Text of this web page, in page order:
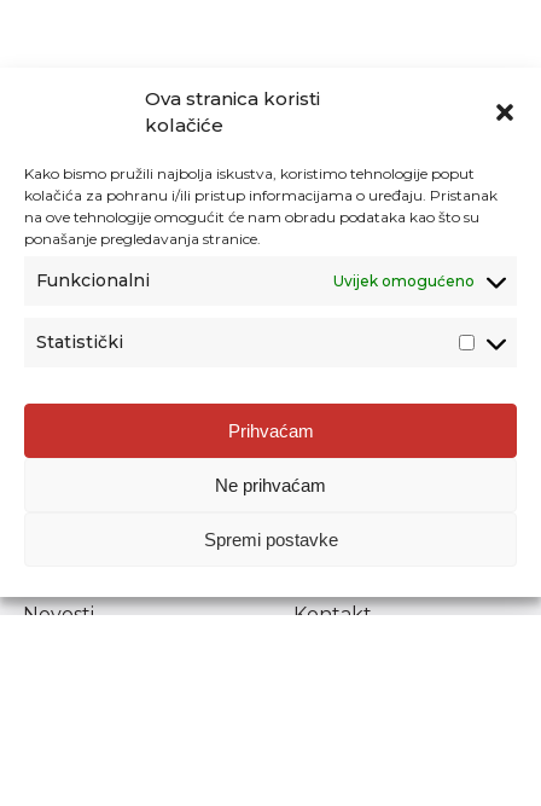
Ova stranica koristi
kolačiće
Kako bismo pružili najbolja iskustva, koristimo tehnologije poput
kolačića za pohranu i/ili pristup informacijama o uređaju. Pristanak
na ove tehnologije omogućit će nam obradu podataka kao što su
ponašanje pregledavanja stranice.
Funkcionalni Uvijek omogućeno
Statistički
Prihvaćam
Ne prihvaćam
Spremi postavke
Agencija za odgoj i obrazovanje
Donje Svetice 38, 10000 Zagreb
1778129
Prenošenje sadržaja dopušteno je uz navođenje izvora.
Novosti
Kontakt